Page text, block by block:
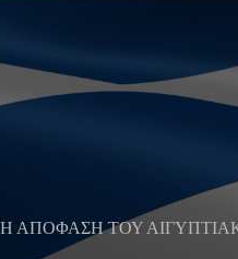
ΑΠΟΦΑΣΗ ΤΟΥ